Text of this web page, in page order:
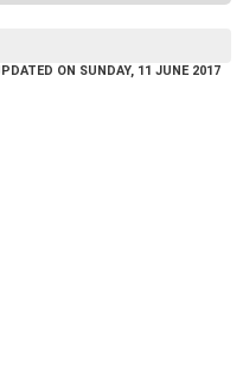
ON SUNDAY, 11 JUNE 2017